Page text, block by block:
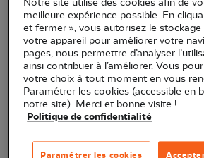
Faucons » a rassemblé 17
mars.
Notre site utilise des cookies afin de
meilleure expérience possible. En
et fermer », vous autorisez le
votre appareil pour améliorer votre
pages, nous permettre d’analyser
ainsi contribuer à l’améliorer. Vous
votre choix à tout moment en vous
Paramétrer les cookies (accessible en
notre site). Merci et bonne visite !
Politique de confidentialité
Paramétrer les cookies